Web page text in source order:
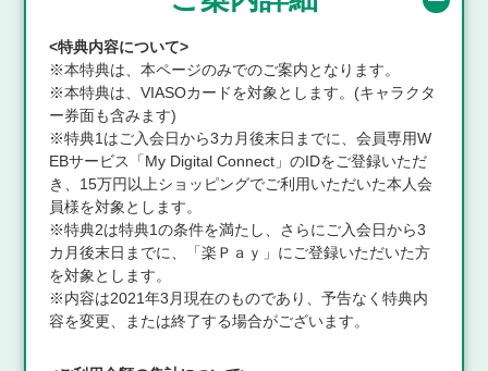
<特典内容について>
※本特典は、本ページのみでのご案内となります。
※本特典は、VIASOカードを対象とします。(キャラクタ
ー券面も含みます)
※特典1はご入会日から3カ月後末日までに、会員専用W
EBサービス「My Digital Connect」のIDをご登録いただ
き、15万円以上ショッピングでご利用いただいた本人会
員様を対象とします。
※特典2は特典1の条件を満たし、さらにご入会日から3
カ月後末日までに、「楽Ｐａｙ」にご登録いただいた方
を対象とします。
※内容は2021年3月現在のものであり、予告なく特典内
容を変更、または終了する場合がございます。